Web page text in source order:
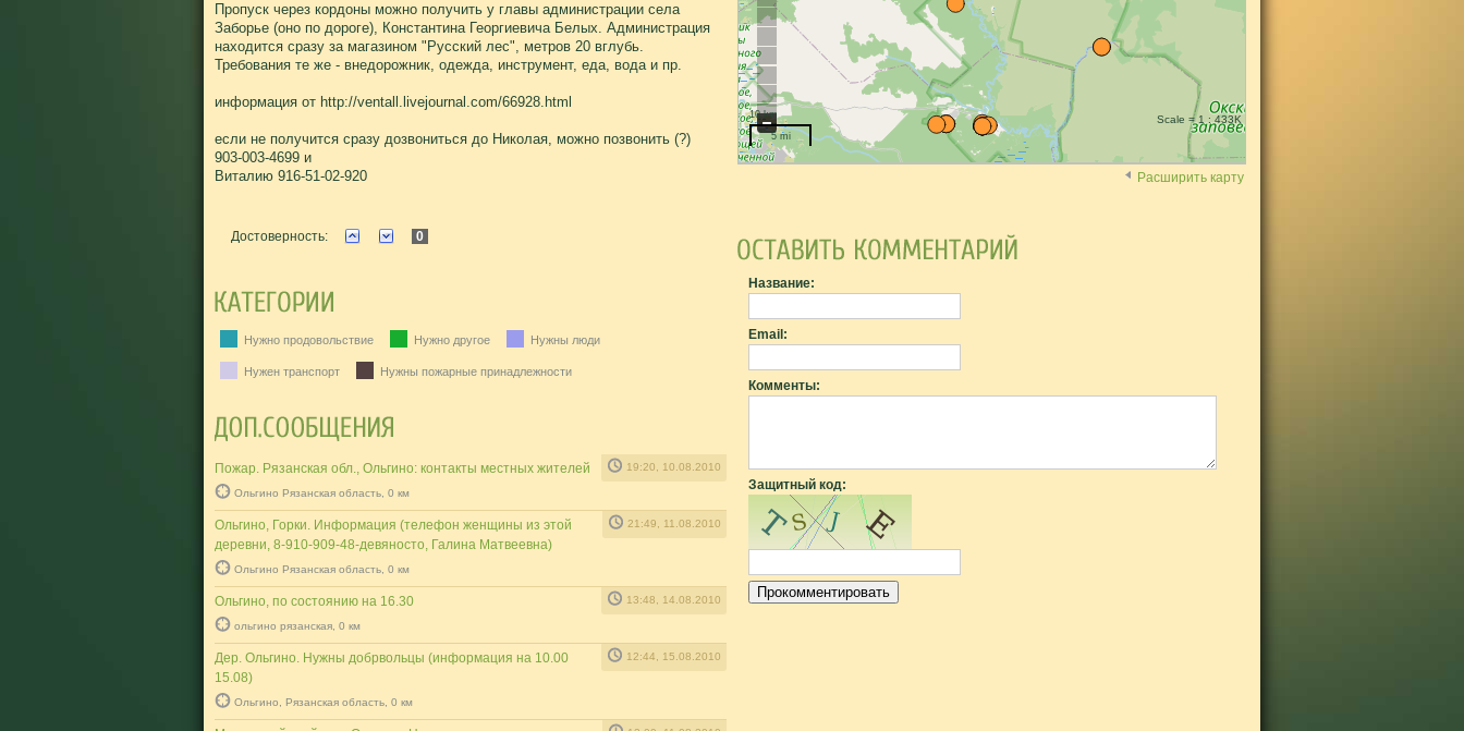
Пропуск через кордоны можно получить у главы администрации села
Заборье (оно по дороге), Константина Георгиевича Белых. Администрация
находится сразу за магазином "Русский лес", метров 20 вглубь.
Требования те же - внедорожник, одежда, инструмент, еда, вода и пр.
информация от http://ventall.livejournal.com/66928.html
если не получится сразу дозвониться до Николая, можно позвонить (?)
903-003-4699 и
Виталию 916-51-02-920
Достоверность: 0
Нужно продовольствие Нужно другое Нужны люди
Нужен транспорт Нужны пожарные принадлежности
Пожар. Рязанская обл., Ольгино: контакты местных жителей 19:20, 10.08.2010
Ольгино Рязанская область, 0 км
Ольгино, Горки. Информация (телефон женщины из этой
деревни, 8-910-909-48-девяносто, Галина Матвеевна)
21:49, 11.08.2010
Ольгино Рязанская область, 0 км
Ольгино, по состоянию на 16.30 13:48, 14.08.2010
ольгино рязанская, 0 км
Дер. Ольгино. Нужны добрвольцы (информация на 10.00
15.08)
12:44, 15.08.2010
Ольгино, Рязанская область, 0 км
Scale = 1 : 433K
10 km
5 mi
Расширить карту
Название:
Email:
Комменты:
Защитный код: